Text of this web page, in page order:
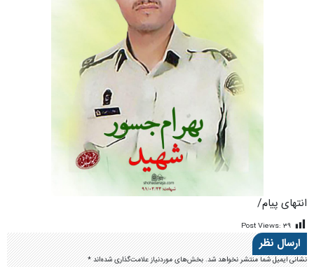
انتهای پیام/
Post Views: ۳۹
ارسال نظر
نشانی ایمیل شما منتشر نخواهد شد.بخش‌های موردنیاز علامت‌گذاری شده‌اند*